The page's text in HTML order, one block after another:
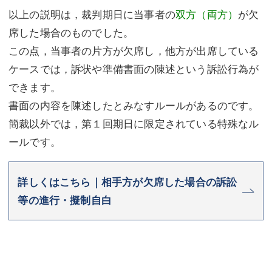
以上の説明は，裁判期日に当事者の双方（両方） が欠
席した場合のものでした。
この点，当事者の片方が欠席し，他方が出席している
ケースでは，訴状や準備書面の陳述という訴訟行為が
できます。
書面の内容を陳述したとみなすルールがあるのです。
簡裁以外では，第１回期日に限定されている特殊なル
ールです。
詳しくはこちら｜相手方が欠席した場合の訴訟
等の進行・擬制自白